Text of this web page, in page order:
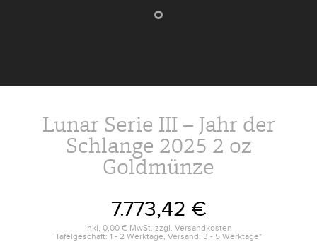
Lunar Serie III – Jahr der
Schlange 2025 2 oz
Goldmünze
7.773,42 €
inkl. 0,00 € MwSt. zzgl. Versandkosten
Tafelgeschäft: 1 - 2 Werktage, Versand: 3 - 5 Werktage*